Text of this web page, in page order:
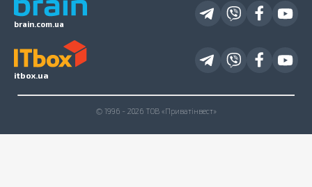
brain.com.ua
itbox.ua
© 1996 - 2026 ТОВ «Приватінвест»